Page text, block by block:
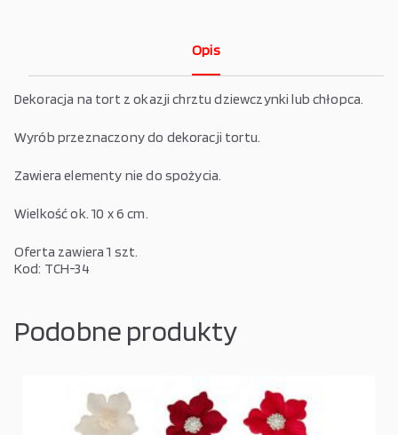
Opis
Dekoracja na tort z okazji chrztu dziewczynki lub chłopca.
Wyrób przeznaczony do dekoracji tortu.
Zawiera elementy nie do spożycia.
Wielkość ok. 10 x 6 cm.
Oferta zawiera 1 szt.
Kod: TCH-34
Podobne produkty